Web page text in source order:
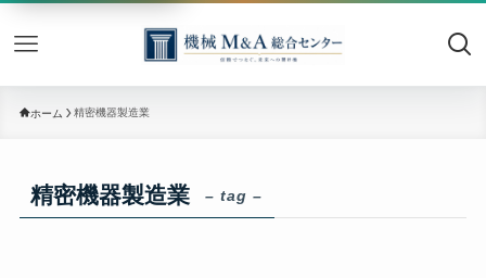
機械
ホーム 精密機器製造業
精密機器製造業 – tag –